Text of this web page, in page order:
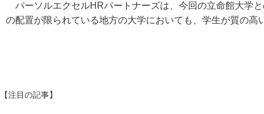
パーソルエクセルHRパートナーズは、今回の立命館大学
の配置が限られている地方の大学においても、学生が質の高
【注目の記事】